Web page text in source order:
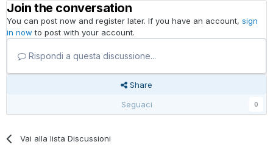
Join the conversation
You can post now and register later. If you have an account, sign
in now to post with your account.
Rispondi a questa discussione...
Share
Seguaci
0
Vai alla lista Discussioni